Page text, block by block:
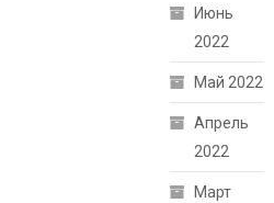
Июнь
2022
Май 2022
Апрель
2022
Март